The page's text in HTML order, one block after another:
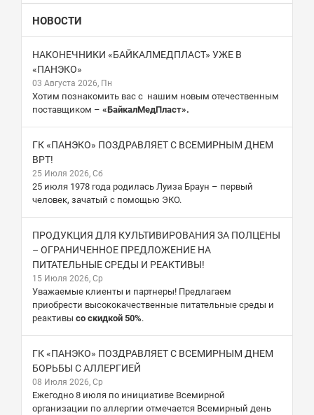
НОВОСТИ
НАКОНЕЧНИКИ «БАЙКАЛМЕДПЛАСТ» УЖЕ В
«ПАНЭКО»
03 Августа 2026, Пн
Хотим познакомить вас с нашим новым отечественным
поставщиком – «БайкалМедПласт».
ГК «ПАНЭКО» ПОЗДРАВЛЯЕТ С ВСЕМИРНЫМ ДНЕМ
ВРТ!
25 Июля 2026, Сб
25 июля 1978 года родилась Луиза Браун – первый
человек, зачатый с помощью ЭКО.
ПРОДУКЦИЯ ДЛЯ КУЛЬТИВИРОВАНИЯ ЗА ПОЛЦЕНЫ
– ОГРАНИЧЕННОЕ ПРЕДЛОЖЕНИЕ НА
ПИТАТЕЛЬНЫЕ СРЕДЫ И РЕАКТИВЫ!
15 Июля 2026, Ср
Уважаемые клиенты и партнеры! Предлагаем
приобрести высококачественные питательные среды и
реактивы со скидкой 50%.
ГК «ПАНЭКО» ПОЗДРАВЛЯЕТ С ВСЕМИРНЫМ ДНЕМ
БОРЬБЫ С АЛЛЕРГИЕЙ
08 Июля 2026, Ср
Ежегодно 8 июля по инициативе Всемирной
организации по аллергии отмечается Всемирный день